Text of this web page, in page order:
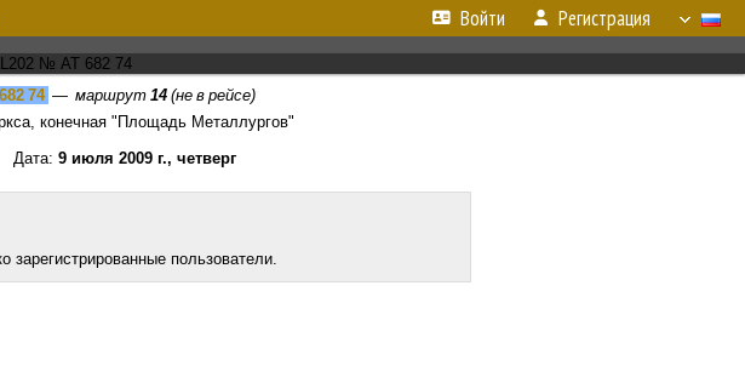
Войти Регистрация
74 — маршрут 14(не в рейсе)
конечная "Площадь Металлургов"
9 июля 2009 г., четверг
зарегистрированные пользователи.